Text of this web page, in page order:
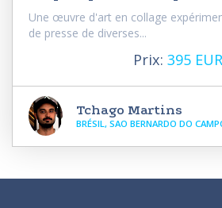
Une œuvre d'art en collage
de presse de diverses...
Prix: 395 EUR
Tchago Martins
BRÉSIL, SAO BERNARDO DO